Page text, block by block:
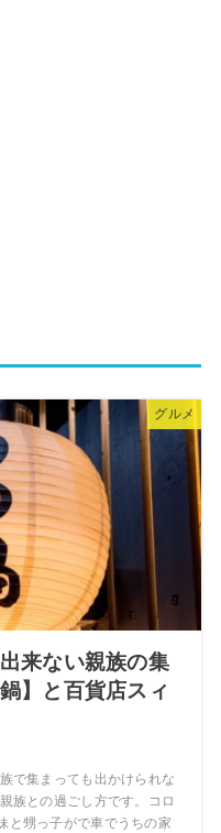
グルメ
来ない親族の集
】と百貨店スィ
で集まっても出かけられな
族との過ごし方です。コロ
と甥っ子がで車でうちの家